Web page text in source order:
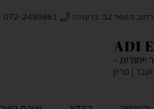
072-2499861